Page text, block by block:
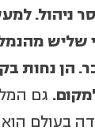
ניהול.
שליש
הן נחות
גם
בעולם